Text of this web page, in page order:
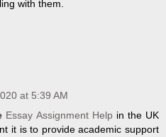
with them.
at 5:39 AM
Essay Assignment Helpin the UK
it is to provide academic support